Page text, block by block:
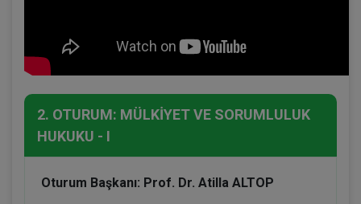
2. OTURUM: MÜLKİYET VE SORUMLULUK
HUKUKU - I
Oturum Başkanı: Prof. Dr. Atilla ALTOP